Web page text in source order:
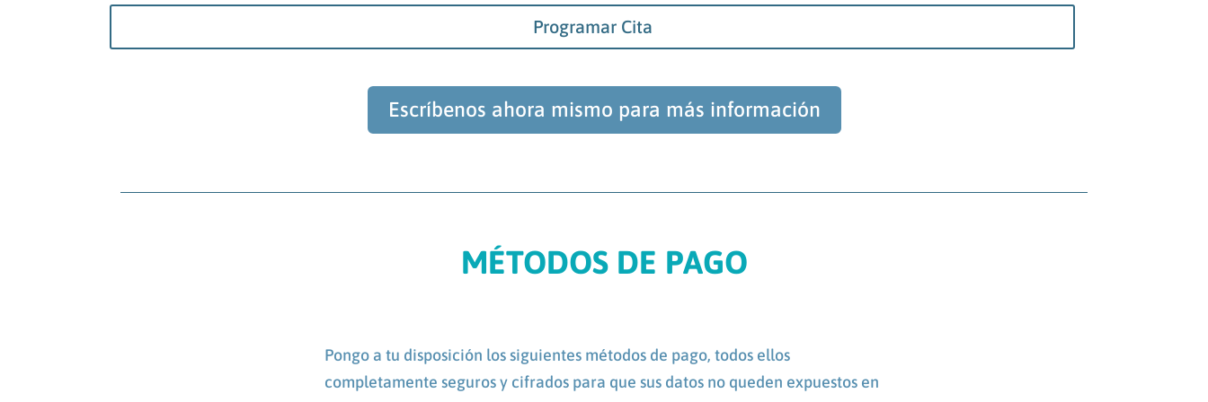
Programar Cita
Escríbenos ahora mismo para más información
MÉTODOS DE PAGO
Pongo a tu disposición los siguientes métodos de pago, todos ellos
completamente seguros y cifrados para que sus datos no queden expuestos en